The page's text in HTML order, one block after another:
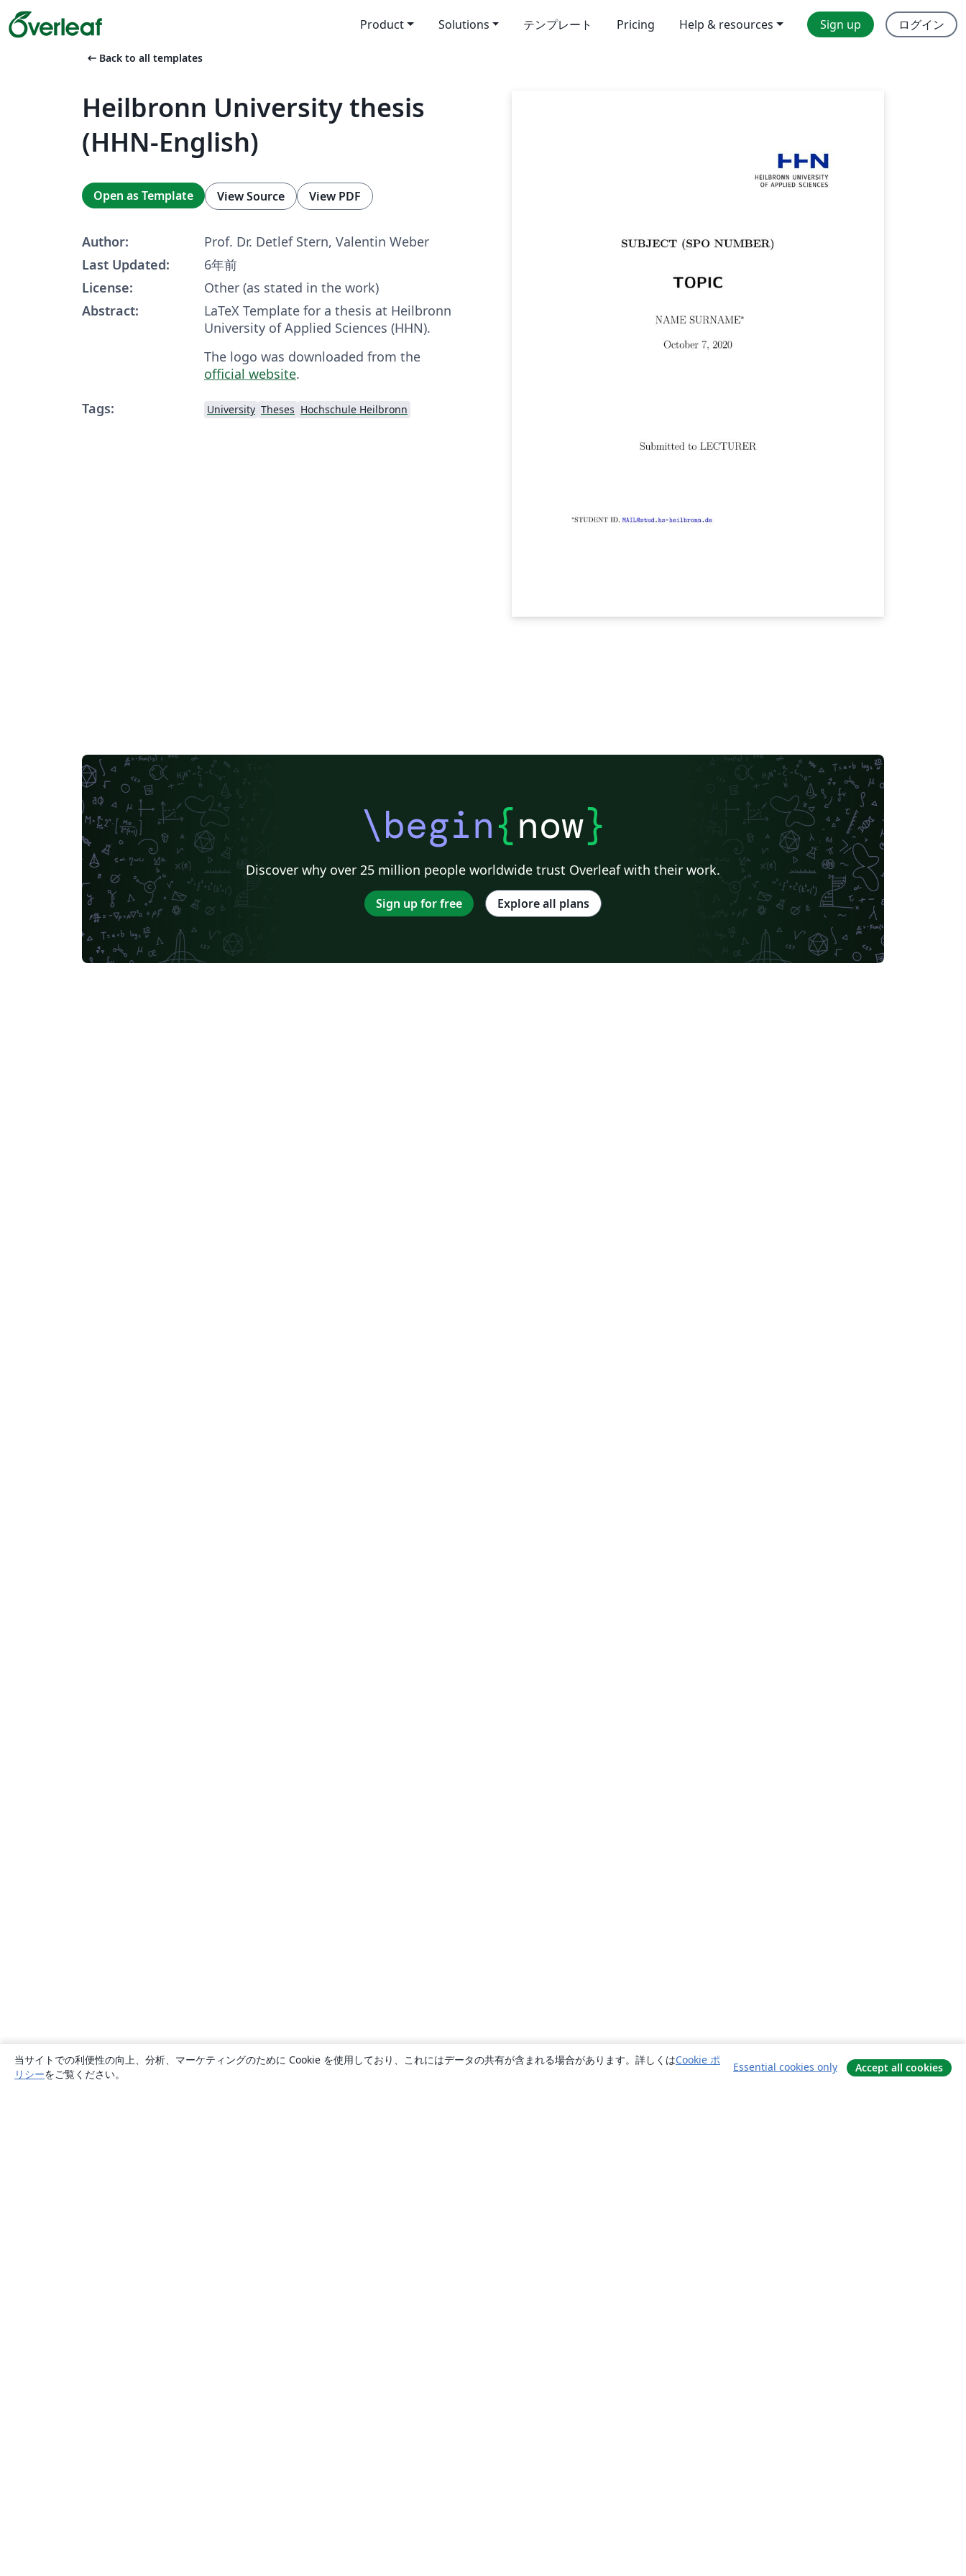
Product Solutions テンプレート Pricing Help & resources Sign up ログイン
arrow_left_alt Back to all templates
Heilbronn University thesis
(HHN-English)
Open as Template View Source View PDF
Author:
Prof. Dr. Detlef Stern, Valentin Weber
Last Updated:
6年前
License:
Other (as stated in the work)
Abstract:
LaTeX Template for a thesis at Heilbronn
University of Applied Sciences (HHN).
The logo was downloaded from the
official website.
Tags:
University Theses Hochschule Heilbronn
\begin{now}
Discover why over 25 million people worldwide trust Overleaf with their work.
Sign up for free Explore all plans
当サイトでの利便性の向上、分析、マーケティングのために Cookie を使用しており、これにはデータの共有が含まれる場合があります。詳しくはCookie ポ
リシーをご覧ください。
Essential cookies only Accept all cookies